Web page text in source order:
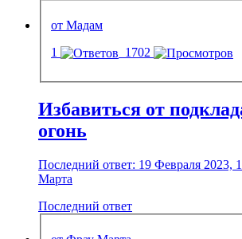
от Мадам
1
1702
Избавиться от
огонь
Последний ответ: 19 Февраля 2023,
Марта
Последний ответ